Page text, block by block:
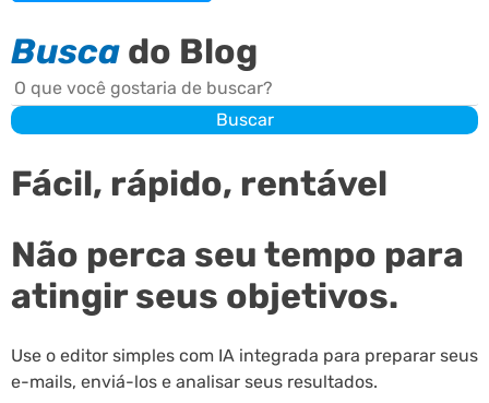
Busca do Blog
Buscar
Buscar
Fácil, rápido, rentável
Não perca seu tempo para
atingir seus objetivos.
Use o editor simples com IA integrada para preparar seus
e-mails, enviá-los e analisar seus resultados.